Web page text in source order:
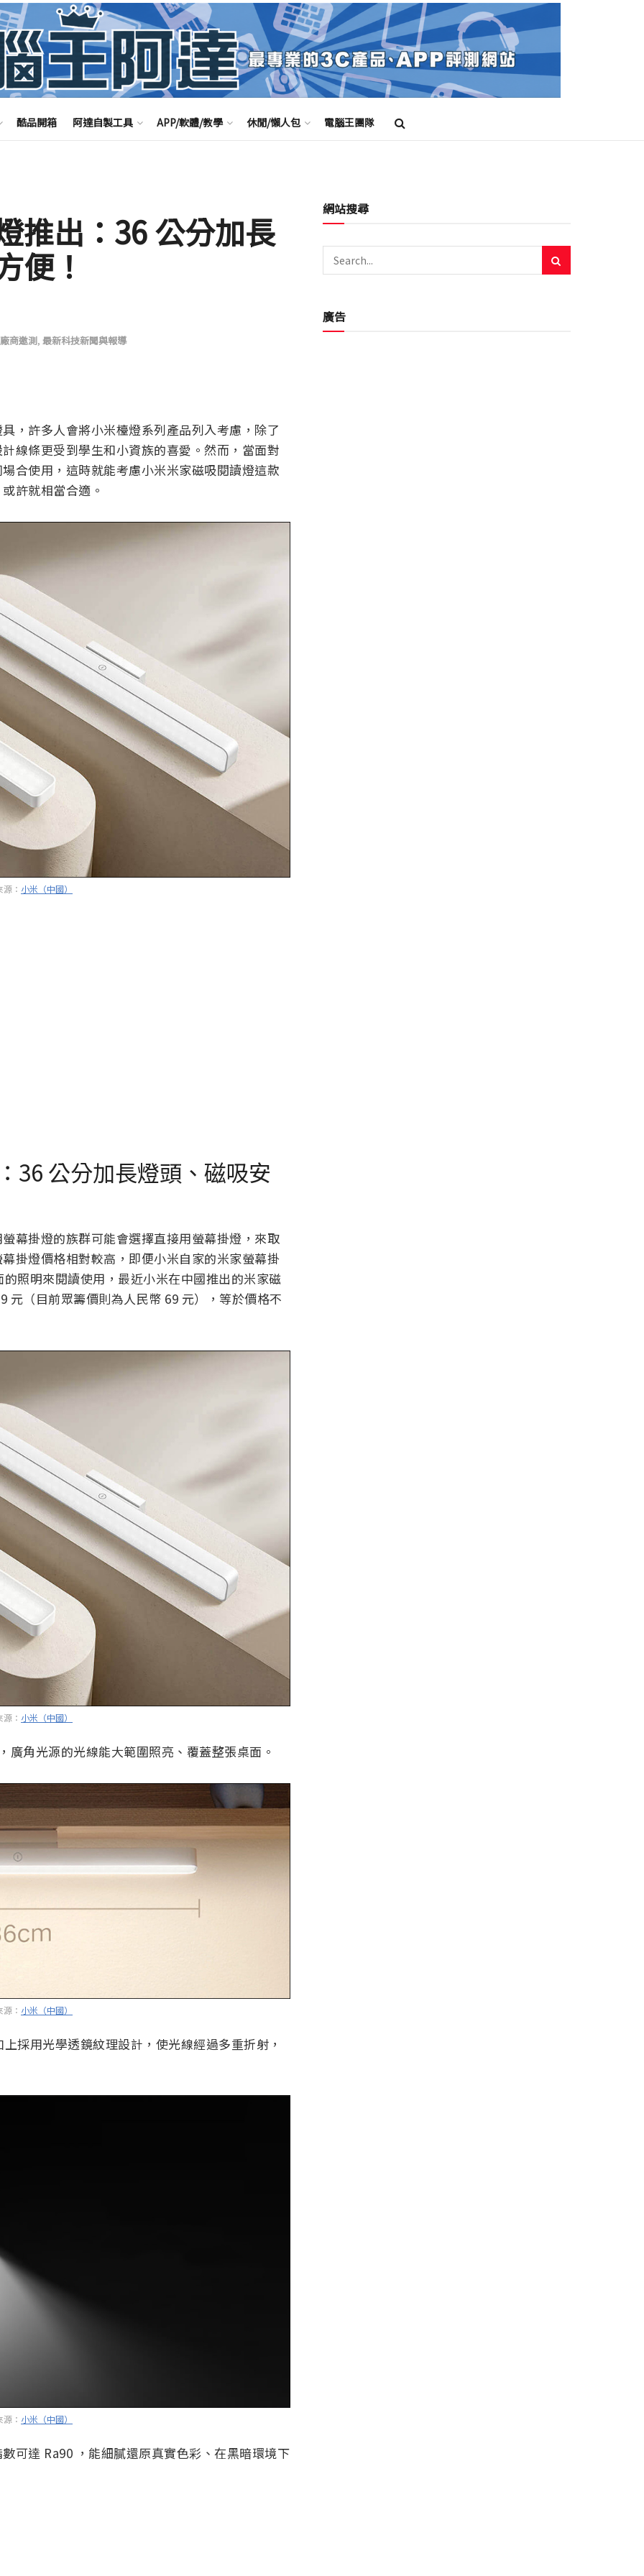
酷品開箱 阿達自製工具 APP/軟體/教學 休閒/懶人包 電腦王團隊
推出：36 公分加長
便！
商邀測, 最新科技新聞與報導
，許多人會將小米檯燈系列產品列入考慮，除了
線條更受到學生和小資族的喜愛。然而，當面對
合使用，這時就能考慮小米米家磁吸閱讀燈這款
許就相當合適。
： 小米（中國）
36 公分加長燈頭、磁吸安
幕掛燈的族群可能會選擇直接用螢幕掛燈，來取
掛燈價格相對較高，即便小米自家的米家螢幕掛
照明來閱讀使用，最近小米在中國推出的米家磁
元（目前眾籌價則為人民幣 69 元），等於價格不
： 小米（中國）
角光源的光線能大範圍照亮、覆蓋整張桌面。
： 小米（中國）
採用光學透鏡紋理設計，使光線經過多重折射，
： 小米（中國）
可達 Ra90 ，能細膩還原真實色彩、在黑暗環境下
網站搜尋
廣告